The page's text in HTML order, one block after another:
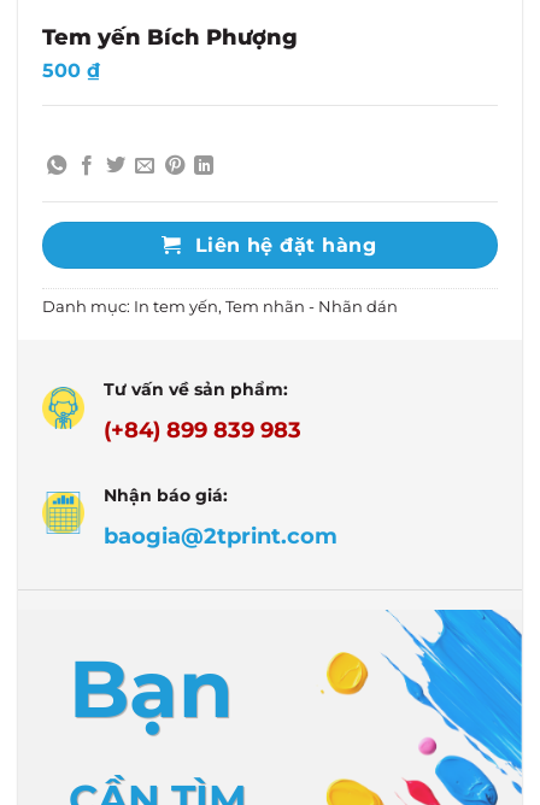
Tem yến Bích Phượng
500 ₫
Liên hệ đặt hàng
Danh mục: In tem yến, Tem nhãn - Nhãn dán
Tư vấn về sản phẩm:
(+84) 899 839 983
Nhận báo giá:
baogia@2tprint.com
Bạn